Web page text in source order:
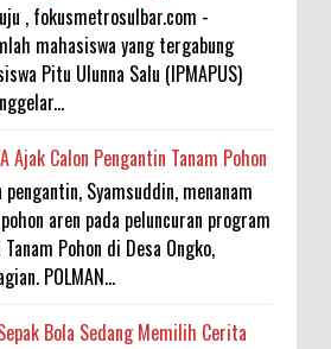
, fokusmetrosulbar.com -
mahasiswa yang tergabung
Pitu Ulunna Salu (IPMAPUS)
Ajak Calon Pengantin Tanam Pohon
pengantin, Syamsuddin, menanam
aren pada peluncuran program
Pohon di Desa Ongko,
POLMAN...
Bola Sedang Memilih Cerita